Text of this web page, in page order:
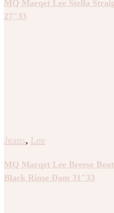
MQ Marqet Lee Stella
27″33
Jeans, Lee
MQ Marqet Lee Breese
Black Rinse Dam 31″33